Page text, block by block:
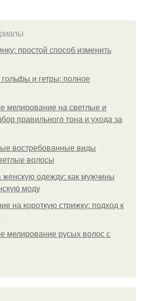
простой способ изменить
гольфы и гетры: полное
мелирование на светлые и
правильного тона и ухода за
востребованные виды
волосы
женскую одежду: как мужчины
моду
на короткую стрижку: подход к
мелирование русых волос с